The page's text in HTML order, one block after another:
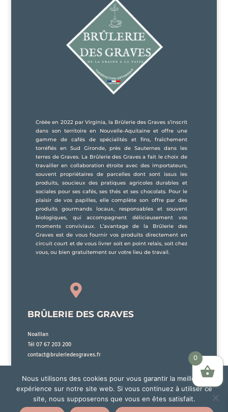
La Brûlerie des Graves sera en vacances du 25 Juillet 2026 au 15 Août 2026 inclus. Aucune
expédition et livraison ne pourra être effectuée durant cette période. Les commandes
Créée en 2022 par Virginia, la Brûlerie des Graves s’inscrit
dans son territoire en Nouvelle-Aquitaine et offre une
gamme de cafés de spécialités et fins, fraîchement
torréfiés en Sud Gironde, près de Sauternes dans les
terres de Graves. La Brûlerie des Graves a fait le choix de
travailler en collaboration étroite avec des importateurs,
souvent propriétaires de parcelles dont sont issus les
produits, soucieux des pratiques agricoles durables et
sociales pour ses cafés, ses thés et ses chocolats. Pour le
plaisir de vos papilles, elle complète son offre par des
produits gourmands locaux, responsables et souvent
biologiques, qui accompagnent délicieusement vos
moments conviviaux. L’avantage de la Brûlerie des
Graves est de vous fournir vos produits directement en
circuit court et de vous livrer soit en point relais, soit chez
vous, ou bien gratuitement sur votre lieu de travail.

BRÛLERIE DES GRAVES
Noaillan
Tél 07 67 203 200
contact@bruleriedesgraves.fr
© Brûlerie des Graves | Mentions légales
0
Nous utilisons des cookies pour vous garantir la meilleure
expérience sur notre site web. Si vous continuez à utiliser ce
site, nous supposerons que vous en êtes satisfait.